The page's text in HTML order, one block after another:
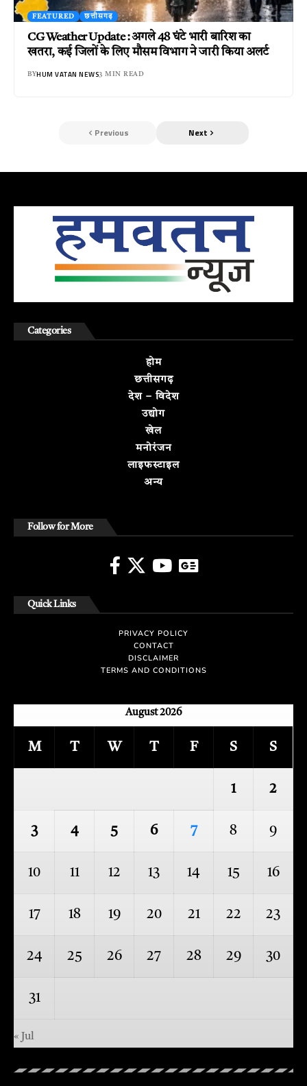
FEATURED छत्तीसगढ़
CG Weather Update : अगले 48 घंटे भारी बारिश का
खतरा, कई जिलों के लिए मौसम विभाग ने जारी किया अलर्ट
BYHUM VATAN NEWS3 MIN READ
Previous Next
Categories
होम
छत्तीसगढ़
देश – विदेश
उद्योग
खेल
मनोरंजन
लाइफस्टाइल
अन्य
Follow for More
Quick Links
PRIVACY POLICY
CONTACT
DISCLAIMER
TERMS AND CONDITIONS
August 2026
M T W T F S S
1 2
3 4 5 6 7 8 9
10 11 12 13 14 15 16
17 18 19 20 21 22 23
24 25 26 27 28 29 30
31
« Jul